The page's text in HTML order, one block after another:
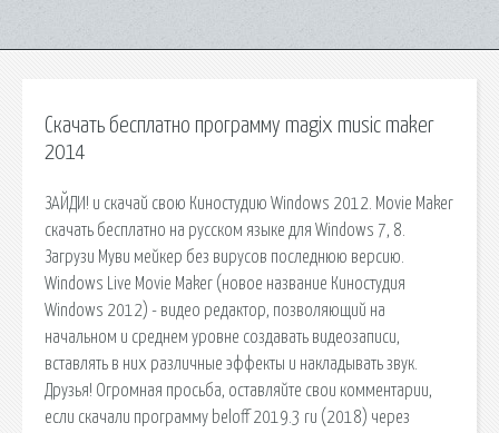
Скачать бесплатно программу magix music maker
2014
ЗАЙДИ! и скачай свою Киностудию Windows 2012. Movie Maker
скачать бесплатно на русском языке для Windows 7, 8.
Загрузи Муви мейкер без вирусов последнюю версию.
Windows Live Movie Maker (новое название Киностудия
Windows 2012) - видео редактор, позволяющий на
начальном и среднем уровне создавать видеозаписи,
вставлять в них различные эффекты и накладывать звук.
Друзья! Огромная просьба, оставляйте свои комментарии,
если скачали программу beloff 2019.3 ru (2018) через